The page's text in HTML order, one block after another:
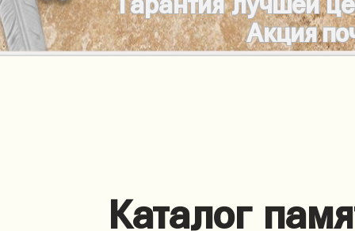
Акция
Каталог